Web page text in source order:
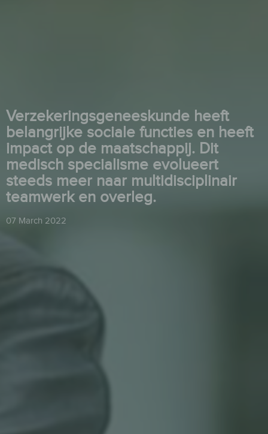
Verzekeringsgeneeskunde heeft
belangrijke sociale functies en heeft
impact op de maatschappij. Dit
medisch specialisme evolueert
steeds meer naar multidisciplinair
teamwerk en overleg.
07 March 2022